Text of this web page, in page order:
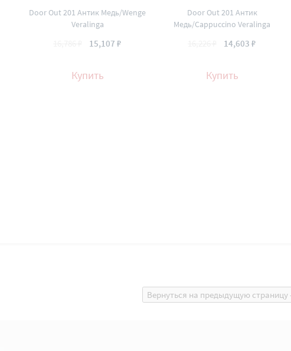
Door Out 201 Антик Медь/Wenge
Veralinga
15,107 ₽
Купить
Door Out 201 Антик
Медь/Cappuccino Veralinga
14,603 ₽
Купить